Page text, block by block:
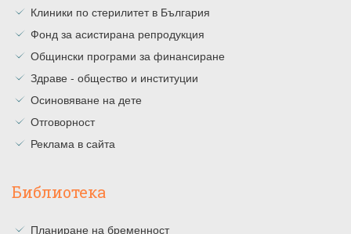
Клиники по стерилитет в България
Фонд за асистирана репродукция
Общински програми за финансиране
Здраве - общество и институции
Осиновяване на дете
Отговорност
Реклама в сайта
Библиотека
Планиране на бременност